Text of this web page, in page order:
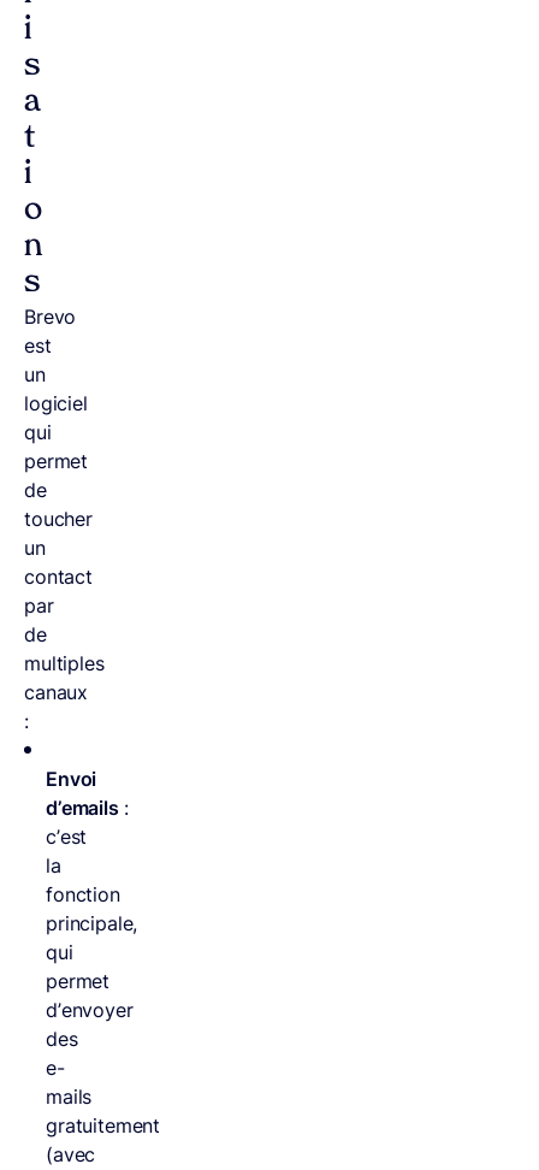
i
s
a
t
i
o
n
s
Brevo
est
un
logiciel
qui
permet
de
toucher
un
contact
par
de
multiples
canaux
:
Envoi
d’emails :
c’est
la
fonction
principale,
qui
permet
d’envoyer
des
e-
mails
gratuitement
(avec